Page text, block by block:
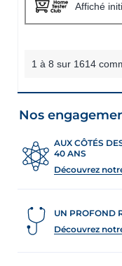
Affiché
1 à 8 sur 1614
Nos
AUX CÔTÉS
40 ANS
Découvrez
UN PROFOND
Découvrez